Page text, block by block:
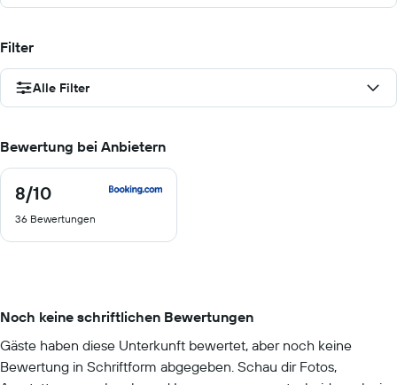
Filter
Alle Filter
Bewertung bei Anbietern
8/10
8
von
10
36 Bewertungen
Noch keine schriftlichen Bewertungen
Gäste haben diese Unterkunft bewertet, aber noch keine
Bewertung in Schriftform abgegeben. Schau dir Fotos,